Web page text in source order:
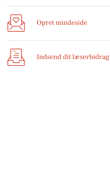
Opret mindeside
Indsend dit læserbidrag